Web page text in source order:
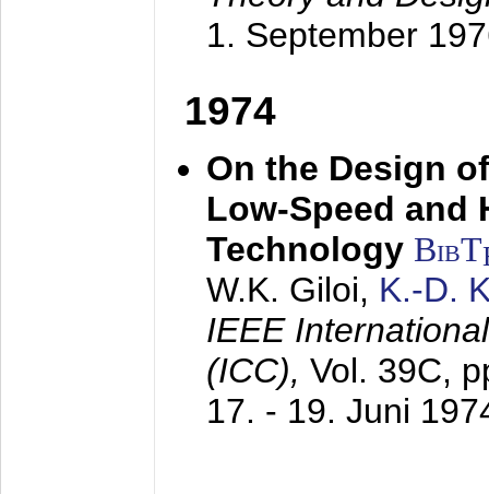
1. September
1974
On the Design
Low-Speed and
Technology BibT
W.K. Giloi, K.-D.
IEEE
(ICC), Vol. 39C,
17. - 19. Juni